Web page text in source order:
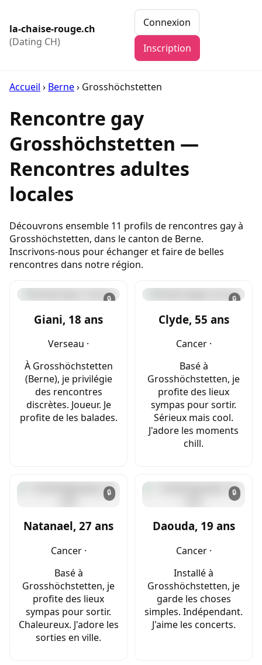
la-chaise-rouge.ch
(Dating CH)
Connexion
Inscription
Accueil › Berne› Grosshöchstetten
Rencontre gay
Grosshöchstetten —
Rencontres adultes
locales
Découvrons ensemble 11 profils de rencontres gay à
Grosshöchstetten, dans le canton de Berne.
Inscrivons-nous pour échanger et faire de belles
rencontres dans notre région.
🔒
Giani, 18 ans
Verseau ·
À Grosshöchstetten
(Berne), je privilégie
des rencontres
discrètes. Joueur. Je
profite de les balades.
🔒
Clyde, 55 ans
Cancer ·
Basé à
Grosshöchstetten, je
profite des lieux
sympas pour sortir.
Sérieux mais cool.
J'adore les moments
chill.
🔒
Natanael, 27 ans
Cancer ·
Basé à
Grosshöchstetten, je
profite des lieux
sympas pour sortir.
Chaleureux. J'adore les
sorties en ville.
🔒
Daouda, 19 ans
Cancer ·
Installé à
Grosshöchstetten, je
garde les choses
simples. Indépendant.
J'aime les concerts.